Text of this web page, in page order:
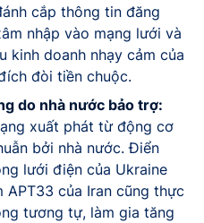
cắp thông tin đăng
nhập vào mạng lưới và
kinh doanh nhạy cảm của
đòi tiền chuộc.
do nhà nước bảo trợ:
xuất phát từ động cơ
bởi nhà nước. Điển
lưới điện của Ukraine
APT33 của Iran cũng thực
tương tự, làm gia tăng